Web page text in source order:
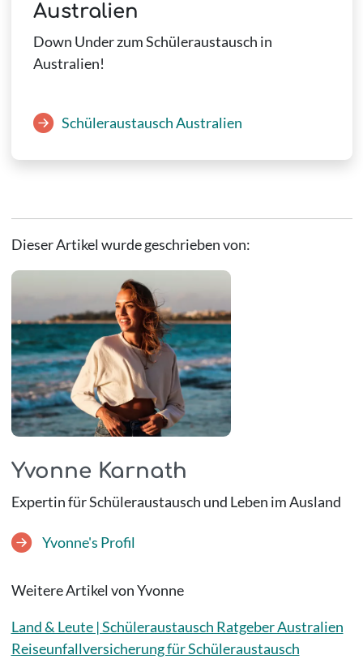
Australien
Down Under zum Schüleraustausch in
Australien!
Schüleraustausch Australien
Dieser Artikel wurde geschrieben von:
Yvonne Karnath
Expertin für Schüleraustausch und Leben im Ausland
Yvonne's Profil
Weitere Artikel von Yvonne
Land & Leute | Schüleraustausch Ratgeber Australien
Reiseunfallversicherung für Schüleraustausch